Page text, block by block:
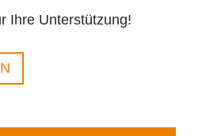
Ihre Unterstützung!